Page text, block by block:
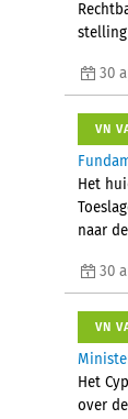
30
VN
Het
naar
30
VN
Het
over